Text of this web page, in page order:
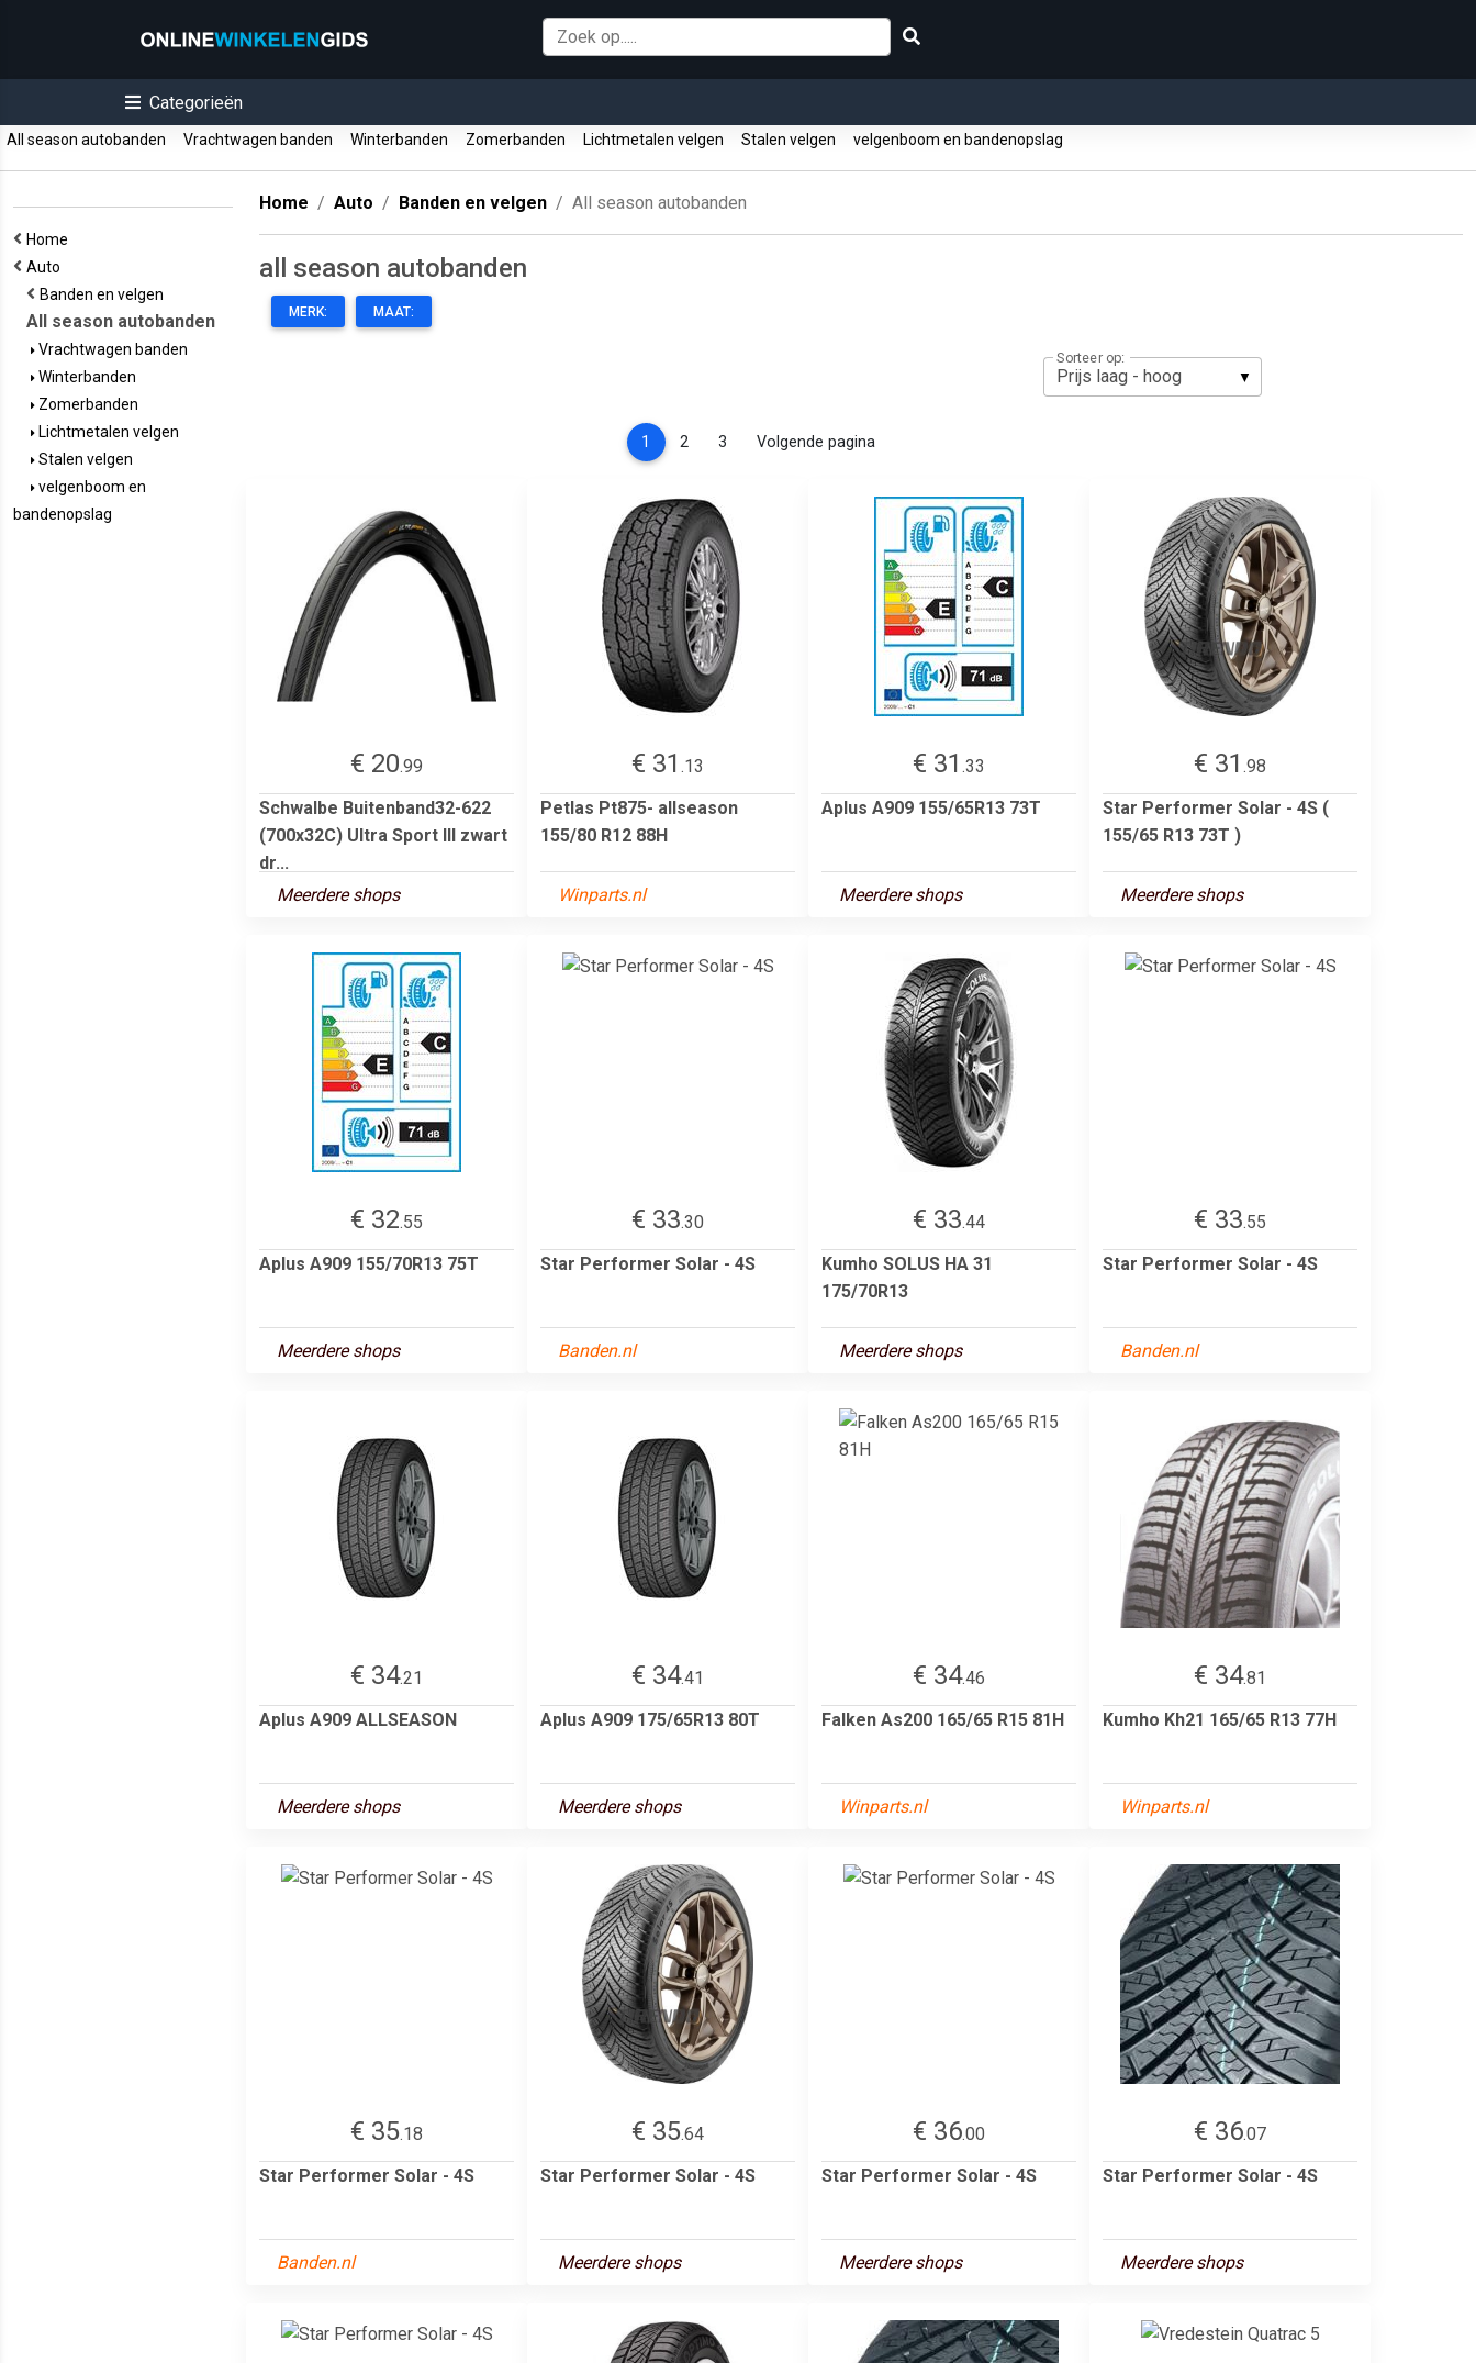
Categorieën
All season autobanden Vrachtwagen banden Winterbanden Zomerbanden Lichtmetalen velgen Stalen velgen velgenboom en bandenopslag
Home
Auto
Banden en velgen
All season autobanden
Vrachtwagen banden
Winterbanden
Zomerbanden
Lichtmetalen velgen
Stalen velgen
velgenboom en
bandenopslag
Home Auto Banden en velgen All season autobanden
all season autobanden
MERK: MAAT:
Sorteer op:
1 (current)
2 3 Volgende pagina
€ 20.99
Schwalbe Buitenband32-622
(700x32C) Ultra Sport III zwart
dr...
Meerdere shops
€ 31 .13
Petlas Pt875- allseason
155/80 R12 88H
Winparts.nl
€ 31 .33
Aplus A909 155/65R13 73T
Meerdere shops
€ 31 .98
Star Performer Solar - 4S (
155/65 R13 73T )
Meerdere shops
€ 32.55
Aplus A909 155/70R13 75T
Meerdere shops
€ 33.30
Star Performer Solar - 4S
Banden.nl
€ 33.44
Kumho SOLUS HA 31
175/70R13
Meerdere shops
€ 33.55
Star Performer Solar - 4S
Banden.nl
€ 34.21
Aplus A909 ALLSEASON
Meerdere shops
€ 34.41
Aplus A909 175/65R13 80T
Meerdere shops
€ 34.46
Falken As200 165/65 R15 81H
Winparts.nl
€ 34.81
Kumho Kh21 165/65 R13 77H
Winparts.nl
€ 35.18
Star Performer Solar - 4S
Banden.nl
€ 35.64
Star Performer Solar - 4S
Meerdere shops
€ 36.00
Star Performer Solar - 4S
Meerdere shops
€ 36.07
Star Performer Solar - 4S
Meerdere shops